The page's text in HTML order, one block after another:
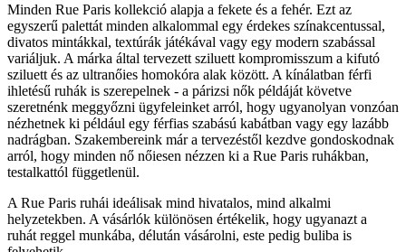
Minden Rue Paris kollekció alapja a fekete és a fehér. Ezt az
egyszerű palettát minden alkalommal egy érdekes színakcentussal,
divatos mintákkal, textúrák játékával vagy egy modern szabással
variáljuk. A márka által tervezett sziluett kompromisszum a kifutó
sziluett és az ultranőies homokóra alak között. A kínálatban férfi
ihletésű ruhák is szerepelnek - a párizsi nők példáját követve
szeretnénk meggyőzni ügyfeleinket arról, hogy ugyanolyan vonzóan
nézhetnek ki például egy férfias szabású kabátban vagy egy lazább
nadrágban. Szakembereink már a tervezéstől kezdve gondoskodnak
arról, hogy minden nő nőiesen nézzen ki a Rue Paris ruhákban,
testalkattól függetlenül.
A Rue Paris ruhái ideálisak mind hivatalos, mind alkalmi
helyzetekben. A vásárlók különösen értékelik, hogy ugyanazt a
ruhát reggel munkába, délután vásárolni, este pedig buliba is